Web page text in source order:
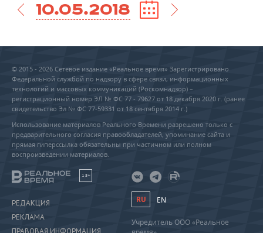
10.05.2018
© 2015 - 2026 Сетевое издание «Реальное время» Зарегистрировано
Федеральной службой по надзору в сфере связи, информационных
технологий и массовых коммуникаций (Роскомнадзор) –
регистрационный номер ЭЛ № ФС 77 - 79627 от 18 декабря 2020 г. (ранее
свидетельство Эл № ФС 77-59331 от 18 сентября 2014 г.)
Использование материалов Реального Времени разрешено только с
предварительного согласия правообладателей, упоминание сайта и
прямая гиперссылка обязательны при частичном или полном
воспроизведении материалов.
18+
РЕДАКЦИЯ
РЕКЛАМА
ПРАВОВАЯ ИНФОРМАЦИЯ
RU EN
Учредитель ООО «Реальное